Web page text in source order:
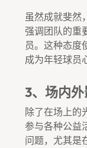
虽然成就斐然
强调团队的重
员。这种态度
成为年轻球员
3、场内
除了在场上的
参与各种公益
问题，尤其是